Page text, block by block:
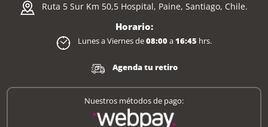
Ruta 5 Sur Km 50,5 Hospital, Paine, Santiago, Chile.
Horario:
Lunes a Viernes de08:00a16:45 hrs.
Agenda tu retiro
Nuestros métodos de pago: